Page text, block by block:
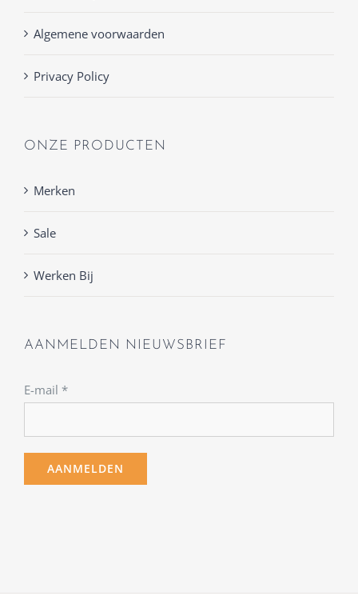
Algemene voorwaarden
Privacy Policy
ONZE PRODUCTEN
Merken
Sale
Werken Bij
AANMELDEN NIEUWSBRIEF
E-mail *